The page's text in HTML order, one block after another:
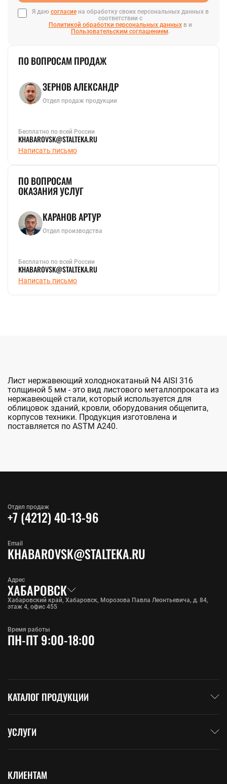
Я даю согласиена обработку своих персональных данных в
соответствии с
Политикой обработки персональных данныхв и
Пользовательским соглашением.
ПО ВОПРОСАМ ПРОДАЖ
ЗЕРНОВ АЛЕКСАНДР
Отдел продаж продукции
Бесплатно по всей России
KHABAROVSK@STALTEKA.RU
Написать письмо
ПО ВОПРОСАМ
ОКАЗАНИЯ УСЛУГ
КАРАНОВ АРТУР
Отдел производства
Бесплатно по всей России
KHABAROVSK@STALTEKA.RU
Написать письмо
Лист нержавеющий холоднокатаный N4 AISI 316
толщиной 5 мм - это вид листового металлопроката из
нержавеющей стали, который используется для
облицовок зданий, кровли, оборудования общепита,
корпусов техники. Продукция изготовлена и
поставляется по ASTM A240.
Отдел продаж
+7 (4212) 40-13-96
Адрес
ХАБАРОВСК
Хабаровский край, Хабаровск, Морозова Павла Леонтьевича, д. 84,
этаж 4, офис 455
Email
KHABAROVSK@STALTEKA.RU
Время работы
ПН-ПТ 9:00-18:00
КАТАЛОГ ПРОДУКЦИИ
УСЛУГИ
КЛИЕНТАМ